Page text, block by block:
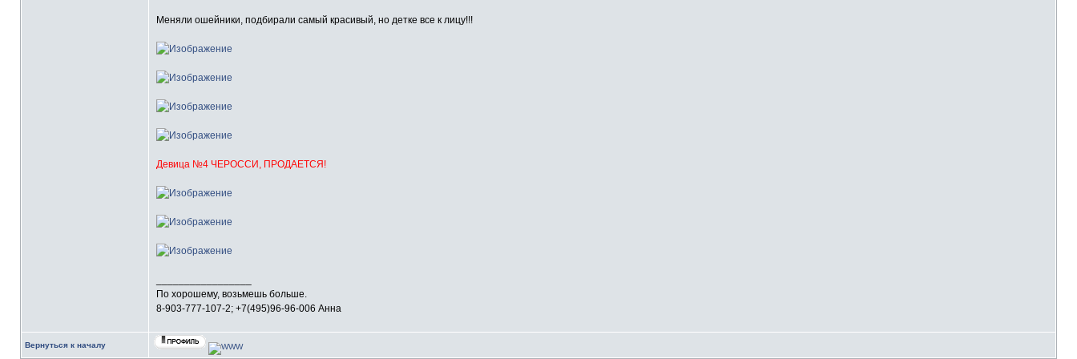
Меняли ошейники, подбирали самый красивый, но детке все к лицу!!!
Девица №4 ЧЕРОССИ, ПРОДАЕТСЯ!
По хорошему, возьмешь больше.
8-903-777-107-2; +7(495)96-96-006 Анна
Вернуться к началу